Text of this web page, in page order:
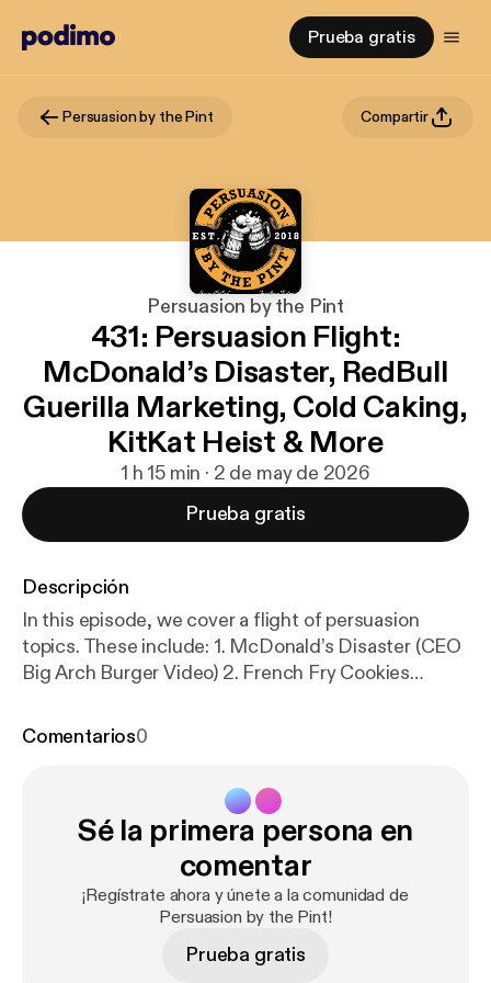
Prueba gratis
Persuasion by the Pint Compartir
Persuasion by the Pint
431: Persuasion Flight:
McDonald’s Disaster, RedBull
Guerilla Marketing, Cold Caking,
KitKat Heist & More
1 h 15 min · 2 de may de 2026
Prueba gratis
Descripción
In this episode, we cover a flight of persuasion
topics. These include: 1. McDonald’s Disaster (CEO
Big Arch Burger Video) 2. French Fry Cookies
Lights Makes You Spend More (Bars and
notes with links athttps://docs.google.com/docume
https://www.youtube.com/redirect?event
=video_description&redir_token=QUFFLUhqbC1IW
Thyci1oRkR3MzA2UzUyUDF1dTFXSzRLd3xBQ3Jt
HRsTHFrY3I2S3A3MmNDM3ZpSk1RSVVMRTE5
Comentarios0
Sé la primera persona en
comentar
¡Regístrate ahora y únete a la comunidad de
Persuasion by the Pint!
Prueba gratis